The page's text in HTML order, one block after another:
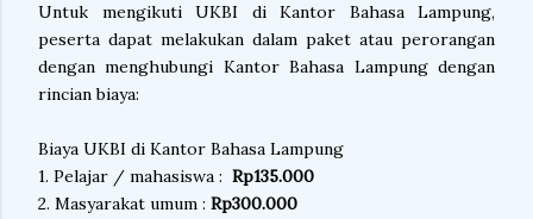
Untuk mengikuti UKBI di Kantor Bahasa Lampung,
peserta dapat melakukan dalam paket atau perorangan
dengan menghubungi Kantor Bahasa Lampung dengan
rincian biaya:
Biaya UKBI di Kantor Bahasa Lampung
1. Pelajar / mahasiswa : Rp135.000
2. Masyarakat umum : Rp300.000